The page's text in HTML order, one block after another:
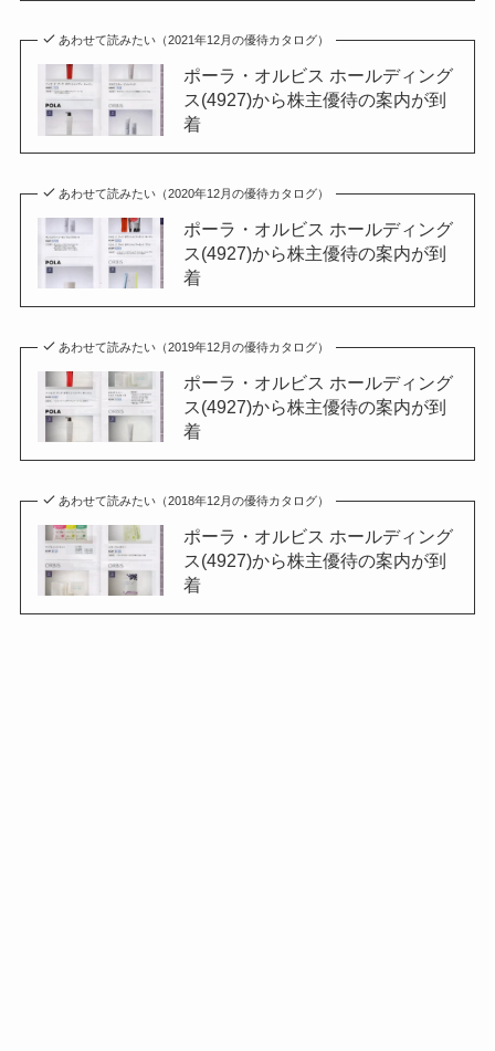
あわせて読みたい（2021年12月の優待カタログ）
ポーラ・オルビス ホールディング
ス(4927)から株主優待の案内が到
着
あわせて読みたい（2020年12月の優待カタログ）
ポーラ・オルビス ホールディング
ス(4927)から株主優待の案内が到
着
あわせて読みたい（2019年12月の優待カタログ）
ポーラ・オルビス ホールディング
ス(4927)から株主優待の案内が到
着
あわせて読みたい（2018年12月の優待カタログ）
ポーラ・オルビス ホールディング
ス(4927)から株主優待の案内が到
着